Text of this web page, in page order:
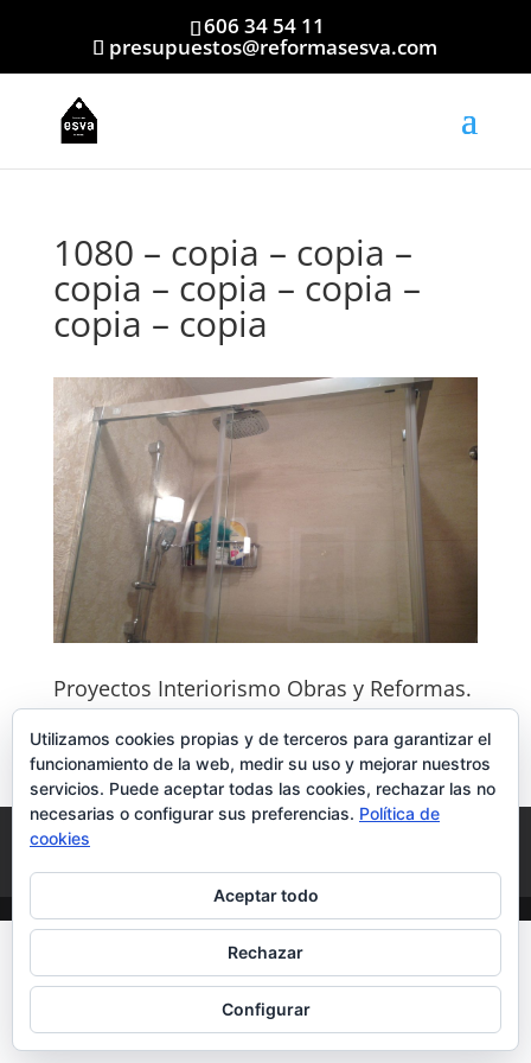
606 34 54 11
presupuestos@reformasesva.com
1080 – copia – copia –
copia – copia – copia –
copia – copia
Proyectos Interiorismo Obras y Reformas.
Reformas Interiorismo
Utilizamos cookies propias y de terceros para garantizar el
funcionamiento de la web, medir su uso y mejorar nuestros
servicios. Puede aceptar todas las cookies, rechazar las no
necesarias o configurar sus preferencias. Política de
cookies
Aceptar todo
Rechazar
Configurar